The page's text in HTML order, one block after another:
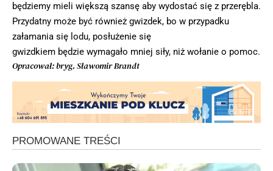
będziemy mieli większą szansę aby wydostać się z przerębla.
Przydatny może być również gwizdek, bo w przypadku
załamania się lodu, posłużenie się
gwizdkiem będzie wymagało mniej siły, niż wołanie o pomoc.
Opracował: bryg. Sławomir Brandt